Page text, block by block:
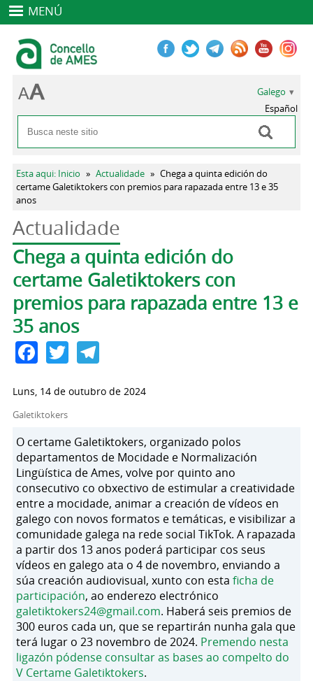
MENÚ
Formulario de busca
Buscar
Galego
Español
Vostede está aquí
Esta aqui: Inicio » Actualidade » Chega a quinta edición do
certame Galetiktokers con premios para rapazada entre 13 e 35
anos
Actualidade
Pestanas principais
Chega a quinta edición do
certame Galetiktokers con
premios para rapazada entre 13 e
35 anos
Facebook
TwitterTelegram
Luns, 14 de outubro de 2024
Galetiktokers
O certame Galetiktokers, organizado polos
departamentos de Mocidade e Normalización
Lingüística de Ames, volve por quinto ano
consecutivo co obxectivo de estimular a creatividade
entre a mocidade, animar a creación de vídeos en
galego con novos formatos e temáticas, e visibilizar a
comunidade galega na rede social TikTok. A rapazada
a partir dos 13 anos poderá participar cos seus
vídeos en galego ata o 4 de novembro, enviando a
súa creación audiovisual, xunto con esta ficha de
participación, ao enderezo electrónico
galetiktokers24@gmail.com. Haberá seis premios de
300 euros cada un, que se repartirán nunha gala que
terá lugar o 23 novembro de 2024. Premendo nesta
ligazón pódense consultar as bases ao compelto do
V Certame Galetiktokers.